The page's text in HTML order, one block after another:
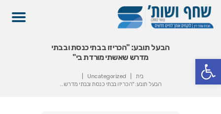
פתח סרגל נגישות
הבעל תובע: "הכריזו בבתי כנסת ובבתי
מדרש שאשתי מורדת בי"
בית
Uncategorized
הבעל תובע: "הכריזו בבתי כנסת ובבתי מדרש...